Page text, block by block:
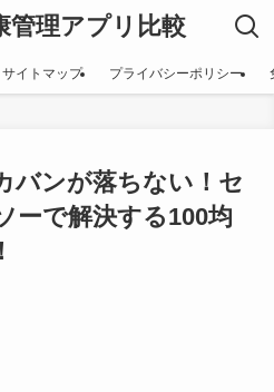
管理アプリ比較
サイトマップ プライバシーポリシー
バンが落ちない！セ
ーで解決する100均